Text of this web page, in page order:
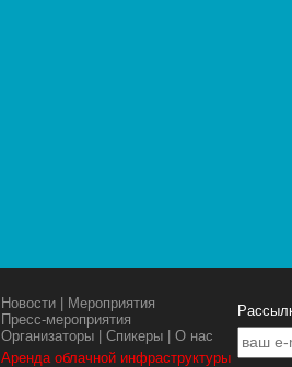
Новости | Мероприятия
Пресс-мероприятия
Организаторы |Спикеры |О нас
Аренда облачной инфраструктуры